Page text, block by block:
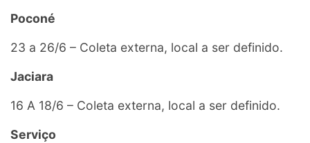
Poconé
23 a 26/6 – Coleta externa, local a ser definido.
Jaciara
16 A 18/6 – Coleta externa, local a ser definido.
Serviço